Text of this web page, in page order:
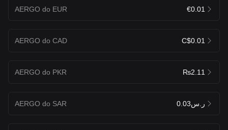
AERGO do EUR €0.01
AERGO do CAD C$0.01
AERGO do PKR ₨2.11
AERGO do SAR ر.س0.03